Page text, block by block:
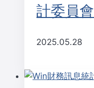
計委員
2025.05.28